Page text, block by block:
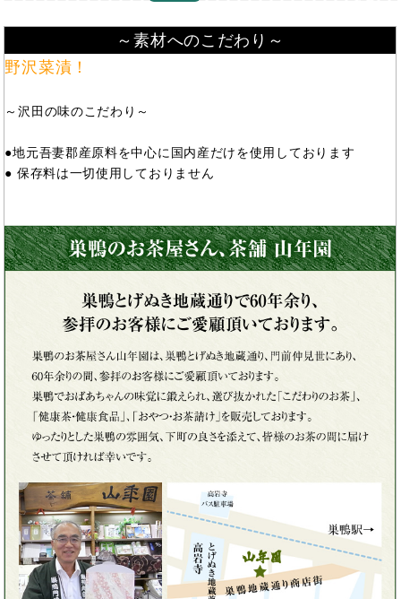
～素材へのこだわり～
野沢菜漬！
～沢田の味のこだわり～
●地元吾妻郡産原料を中心に国内産だけを使用しております
● 保存料は一切使用しておりません